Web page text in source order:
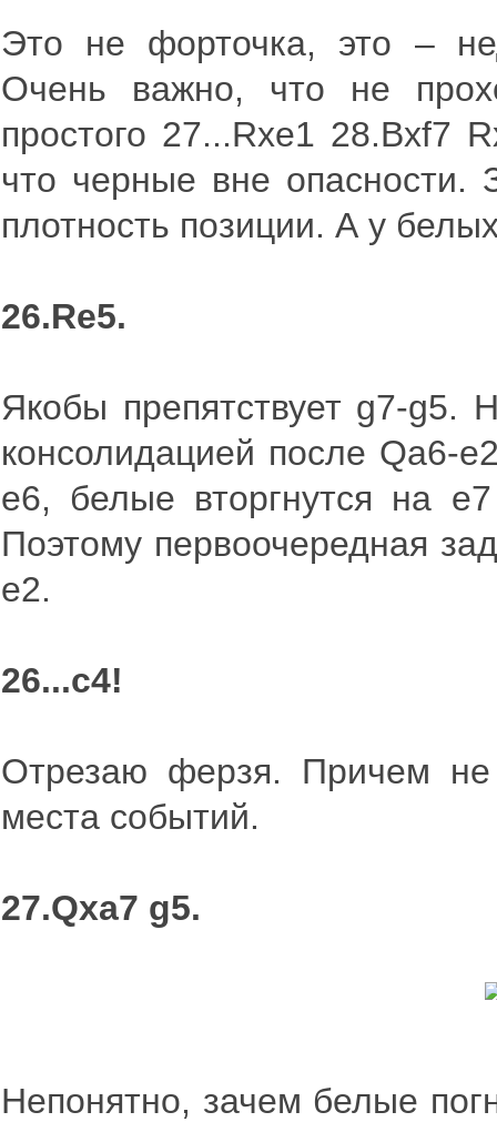
Это не форточка, это –
Очень важно, что не
простого 27...Rxe1 28.Bxf7
что черные вне опасности.
плотность позиции. А у
26.Re5.
Якобы препятствует g7-
консолидацией после Qa6-
е6, белые вторгнутся на
Поэтому первоочередная
е2.
26...c4!
Отрезаю ферзя. Причем
места событий.
27.Qxa7 g5.
Непонятно, зачем белые